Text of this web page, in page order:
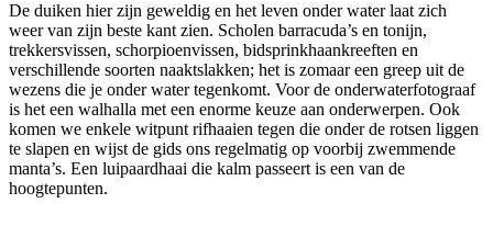
De duiken hier zijn geweldig en het leven onder water laat zich
weer van zijn beste kant zien. Scholen barracuda’s en tonijn,
trekkersvissen, schorpioenvissen, bidsprinkhaankreeften en
verschillende soorten naaktslakken; het is zomaar een greep uit de
wezens die je onder water tegenkomt. Voor de onderwaterfotograaf
is het een walhalla met een enorme keuze aan onderwerpen. Ook
komen we enkele witpunt rifhaaien tegen die onder de rotsen liggen
te slapen en wijst de gids ons regelmatig op voorbij zwemmende
manta’s. Een luipaardhaai die kalm passeert is een van de
hoogtepunten.